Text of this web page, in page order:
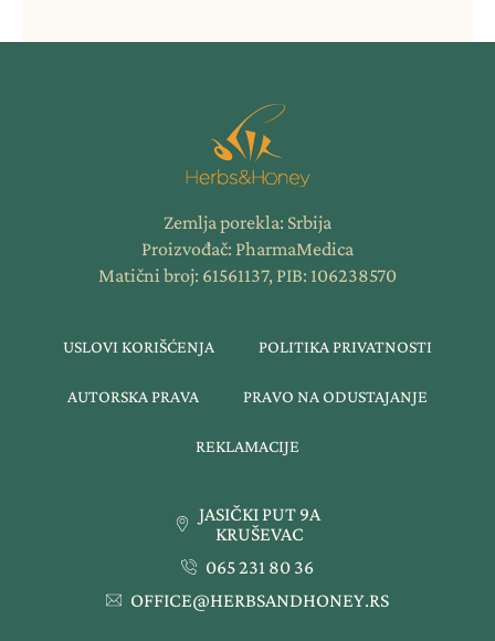
Zemlja porekla: Srbija
Proizvođač: PharmaMedica
Matični broj: 61561137, PIB: 106238570
USLOVI KORIŠĆENJA POLITIKA PRIVATNOSTI
AUTORSKA PRAVA PRAVO NA ODUSTAJANJE
REKLAMACIJE
JASIČKI PUT 9A
KRUŠEVAC
065 231 80 36
OFFICE@HERBSANDHONEY.RS